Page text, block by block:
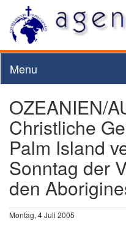
Menu
OZEANIEN/
Christliche
Palm Island
Sonntag der
den
Montag, 4 Juli 2005